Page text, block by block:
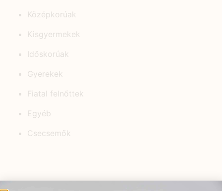
Középkorúak
Kisgyermekek
Időskorúak
Gyerekek
Fiatal felnőttek
Egyéb
Csecsemők